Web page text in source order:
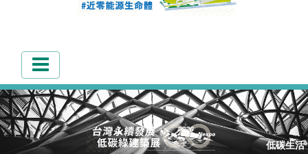
低碳生活